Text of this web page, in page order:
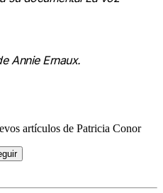
Annie Ernaux.
artículos de Patricia Conor